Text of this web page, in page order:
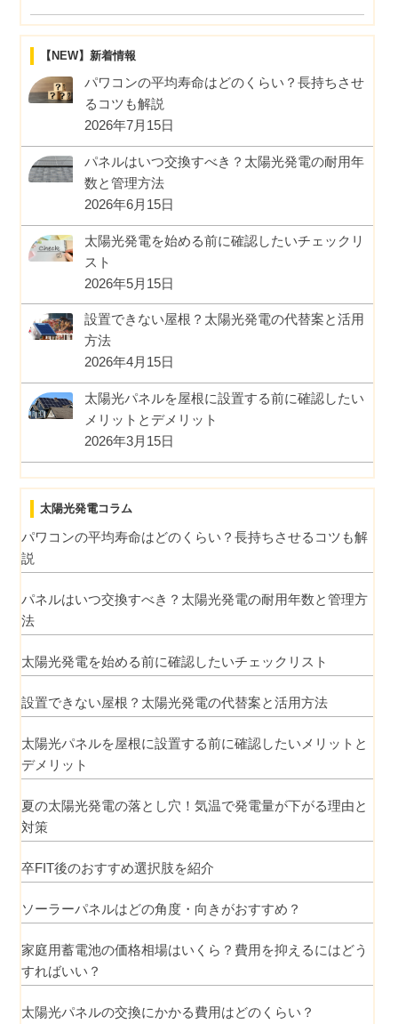
【NEW】新着情報
パワコンの平均寿命はどのくらい？長持ちさせ
るコツも解説
2026年7月15日
パネルはいつ交換すべき？太陽光発電の耐用年
数と管理方法
2026年6月15日
太陽光発電を始める前に確認したいチェックリ
スト
2026年5月15日
設置できない屋根？太陽光発電の代替案と活用
方法
2026年4月15日
太陽光パネルを屋根に設置する前に確認したい
メリットとデメリット
2026年3月15日
太陽光発電コラム
パワコンの平均寿命はどのくらい？長持ちさせるコツも解
説
パネルはいつ交換すべき？太陽光発電の耐用年数と管理方
法
太陽光発電を始める前に確認したいチェックリスト
設置できない屋根？太陽光発電の代替案と活用方法
太陽光パネルを屋根に設置する前に確認したいメリットと
デメリット
夏の太陽光発電の落とし穴！気温で発電量が下がる理由と
対策
卒FIT後のおすすめ選択肢を紹介
ソーラーパネルはどの角度・向きがおすすめ？
家庭用蓄電池の価格相場はいくら？費用を抑えるにはどう
すればいい？
太陽光パネルの交換にかかる費用はどのくらい？